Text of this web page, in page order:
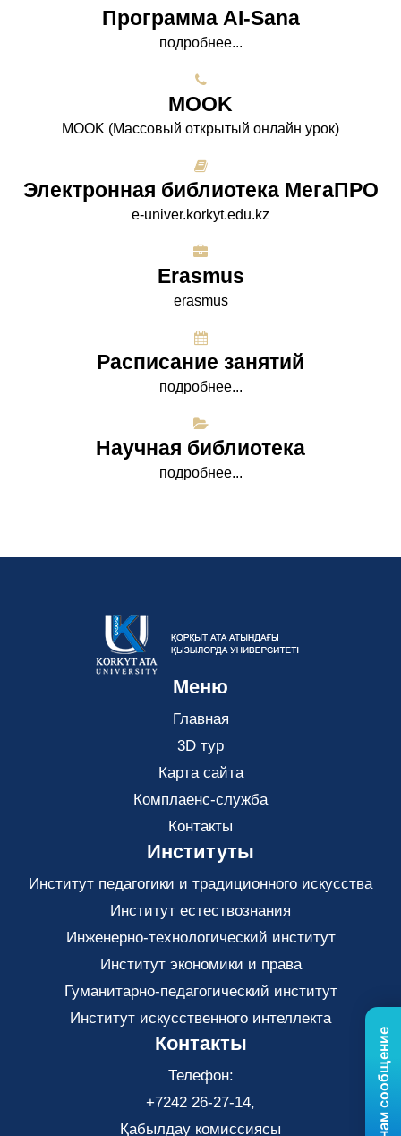
Программа AI-Sana
подробнее...
МООK
МООK (Массовый открытый онлайн урок)
Электронная библиотека МегаПРО
e-univer.korkyt.edu.kz
Erasmus
erasmus
Расписание занятий
подробнее...
Научная библиотека
подробнее...
Меню
Главная
3D тур
Карта сайта
Комплаенс-служба
Контакты
Институты
Институт педагогики и традиционного искусства
Институт естествознания
Инженерно-технологический институт
Институт экономики и права
Гуманитарно-педагогический институт
Институт искусственного интеллекта
Контакты
Телефон:
+7242 26-27-14,
Қабылдау комиссиясы